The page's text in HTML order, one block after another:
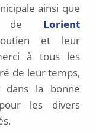
ainsi que
de Lorient
et leur
à tous les
de leur temps,
dans la bonne
les divers